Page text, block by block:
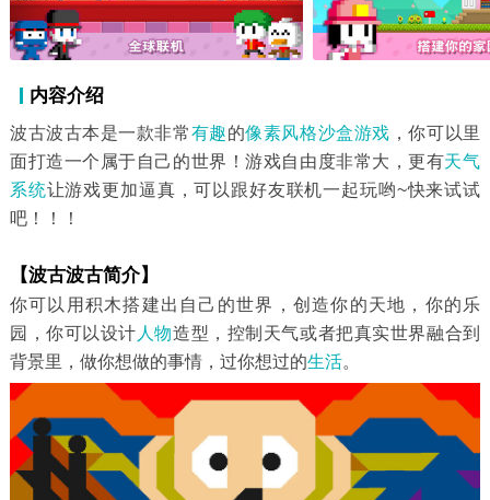
内容介绍
波古波古本是一款非常有趣的像素风格沙盒游戏 ，你可以里
面打造一个属于自己的世界！游戏自由度非常大，更有天气
系统让游戏更加逼真，可以跟好友联机一起玩哟~快来试试
吧！！！
【波古波古简介】
你可以用积木搭建出自己的世界，创造你的天地，你的乐
园，你可以设计 人物造型，控制天气或者把真实世界融合到
背景里，做你想做的事情，过你想过的生活。